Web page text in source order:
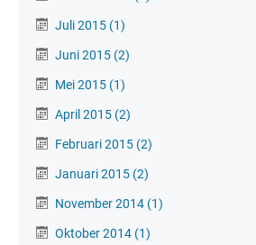
Juli 2015 (1)
Juni 2015 (2)
Mei 2015 (1)
April 2015 (2)
Februari 2015 (2)
Januari 2015 (2)
November 2014 (1)
Oktober 2014 (1)